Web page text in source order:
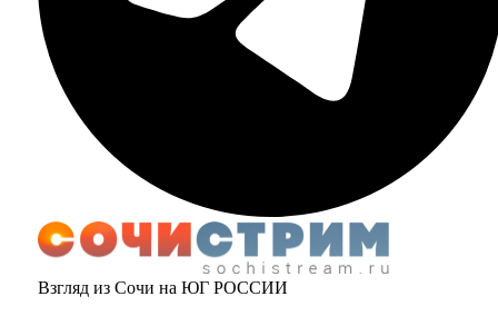
Взгляд из Сочи на ЮГ РОССИИ